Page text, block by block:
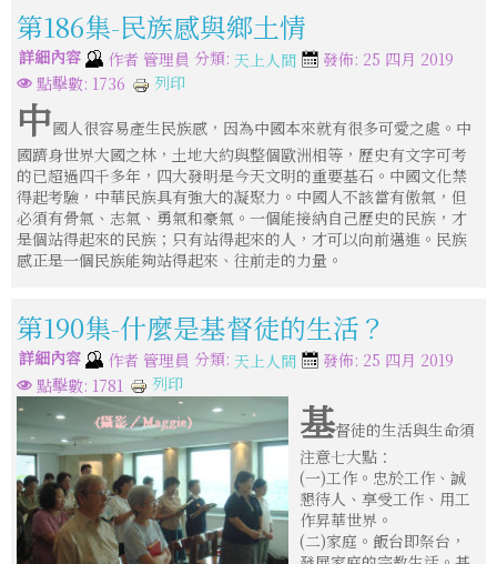
第186集-民族感與鄉土情
詳細內容 作者 管理員 分類: 天上人間
發佈: 25 四月 2019
點擊數: 1736
列印
中國人很容易產生民族感，因為中國本來就有很多可愛之處。中
國躋身世界大國之林，土地大約與整個歐洲相等，歷史有文字可考
的已超過四千多年，四大發明是今天文明的重要基石。中國文化禁
得起考驗，中華民族具有強大的凝聚力。中國人不該當有傲氣，但
必須有骨氣、志氣、勇氣和豪氣。一個能接納自己歷史的民族，才
是個站得起來的民族；只有站得起來的人，才可以向前邁進。民族
感正是一個民族能夠站得起來、往前走的力量。
第190集-什麼是基督徒的生活？
詳細內容 作者 管理員 分類: 天上人間
發佈: 25 四月 2019
點擊數: 1781
列印
基督徒的生活與生命須
注意七大點：
(一)工作。忠於工作、誠
懇待人、享受工作、用工
作昇華世界。
(二)家庭。飯台即祭台，